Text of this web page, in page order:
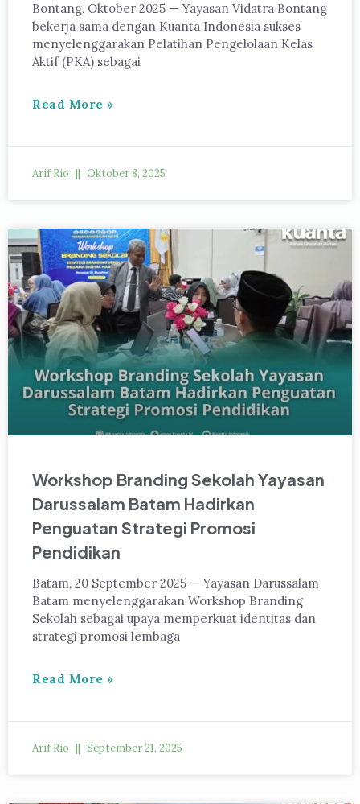
Bontang, Oktober 2025 — Yayasan Vidatra Bontang
bekerja sama dengan Kuanta Indonesia sukses
menyelenggarakan Pelatihan Pengelolaan Kelas
Aktif (PKA) sebagai
Read More »
Arif Rio Oktober 8, 2025
Workshop Branding Sekolah Yayasan
Darussalam Batam Hadirkan
Penguatan Strategi Promosi
Pendidikan
Batam, 20 September 2025 — Yayasan Darussalam
Batam menyelenggarakan Workshop Branding
Sekolah sebagai upaya memperkuat identitas dan
strategi promosi lembaga
Read More »
Arif Rio September 21, 2025